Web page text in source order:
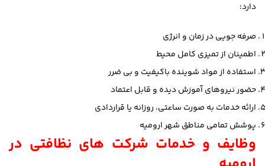
دارد:
صرفه جویی در زمان و انرژی
اطمینان از تمیزی کامل محیط
استفاده از مواد شوینده باکیفیت و بی ضرر
حضور نیروهای آموزش دیده و قابل اعتماد
ارائه خدمات به صورت ساعتی، روزانه یا قراردادی
پوشش تمامی مناطق شهر ارومیه
وظایف و خدمات شرکت های نظافتی در